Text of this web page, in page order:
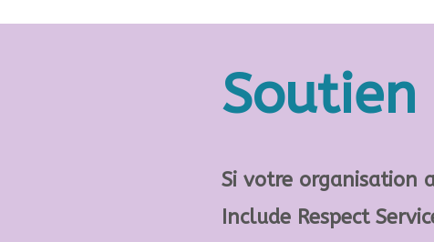
Si votre organisation
Include Respect